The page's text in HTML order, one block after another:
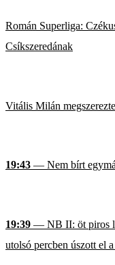
Román Superliga:
Csíkszeredának
Vitális Milán
19:43 — Nem bírt
19:39 — NB II: öt piros
utolsó percben úszott el